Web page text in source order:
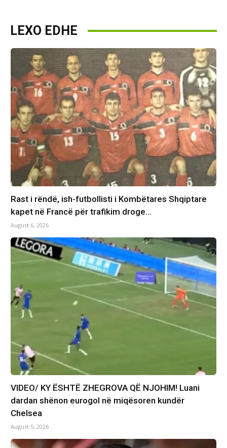
LEXO EDHE
Rast i rëndë, ish-futbollisti i Kombëtares Shqiptare
kapet në Francë për trafikim droge…
August 6, 2026
VIDEO/ KY ËSHTË ZHEGROVA QË NJOHIM! Luani
dardan shënon eurogol në miqësoren kundër
Chelsea
August 5, 2026